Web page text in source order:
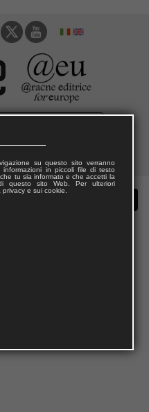
su questo sito verranno
informazioni in piccoli file di testo
tu sia informato e che accetti la
questo sito Web. Per ulteriori
e sui cookie.